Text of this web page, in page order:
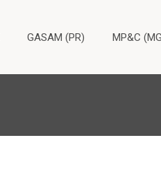
GASAM (PR) MP&C